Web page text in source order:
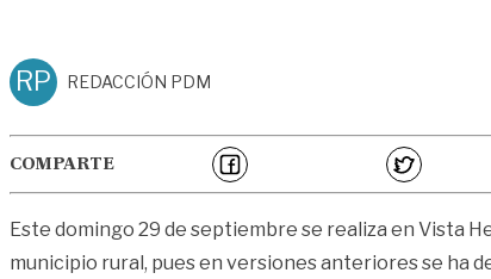
RP REDACCIÓN PDM
COMPARTE
Este domingo 29 de septiembre se realiza en Vista
municipio rural, pues en versiones anteriores se ha